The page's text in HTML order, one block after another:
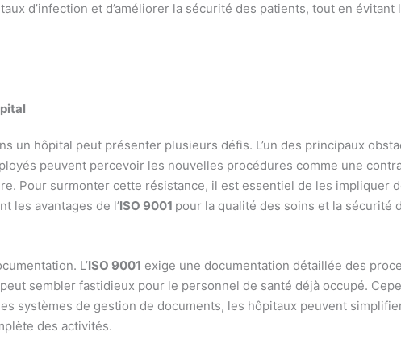
d’infection et d’améliorer la sécurité des patients, tout en
un hôpital peut présenter plusieurs défis. L’un des principaux
peuvent percevoir les nouvelles procédures comme une
Pour surmonter cette résistance, il est essentiel de les impliquer
les avantages de l’ISO 9001 pour la qualité des soins et la sécurité
L’ISO 9001 exige une documentation détaillée des
sembler fastidieux pour le personnel de santé déjà occupé.
systèmes de gestion de documents, les hôpitaux peuvent
des activités.